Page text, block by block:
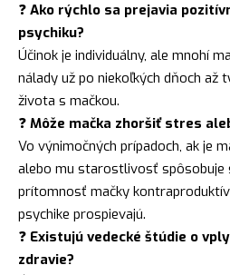
❓ Ako rýchlo sa prejavia
psychiku?
Účinok je individuálny, ale mnohí
nálady už po niekoľkých dňoch až
života s mačkou.
❓ Môže mačka zhoršiť stres
Vo výnimočných prípadoch, ak je
alebo mu starostlivosť spôsobuje
prítomnosť mačky
psychike prospievajú.
❓ Existujú vedecké štúdie o
zdravie?